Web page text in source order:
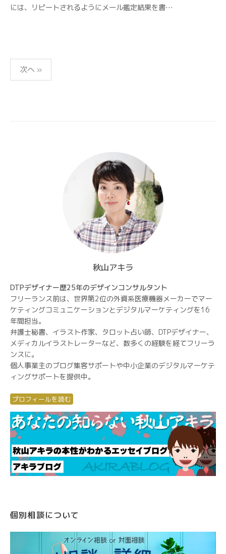
には、リピートされるようにメール鑑定結果を書…
投
稿
次へ »
秋山アキラ
DTPデザイナー歴25年のデザインコンサルタント
フリーランス前は、世界第2位の外資系医療機器メーカーでマー
ケティングコミュニケーションとデジタルマーケティングを16
年間担当。
弁護士秘書、イラスト作家、タロット占い師、DTPデザイナー、
メディカルイラストレーターなど、数多くの経験を経てフリーラ
ンスに。
個人事業主のブログ集客サポートや中小企業のデジタルマーケテ
ィングサポートを提供中。
プロフィールを読む
個別相談について